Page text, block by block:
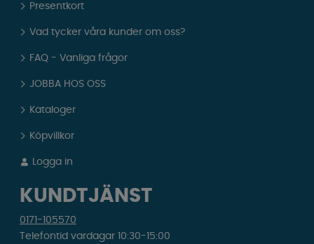
Presentkort
Vad tycker våra kunder om oss?
FAQ - Vanliga frågor
JOBBA HOS OSS
Kataloger
Köpvillkor
Logga in
KUNDTJÄNST
0171-105570
Telefontid vardagar 10:30-15:00